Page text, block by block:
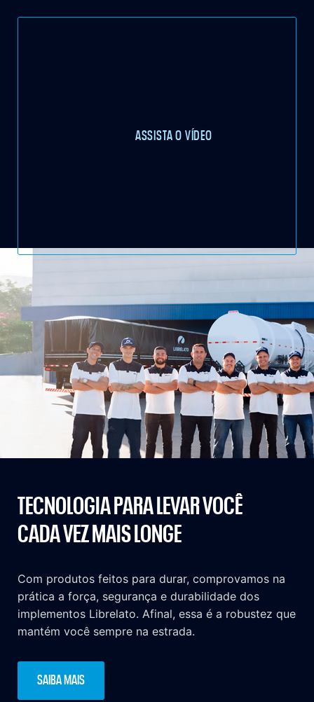
ASSISTA O VÍDEO
TECNOLOGIA PARA LEVAR VOCÊ
CADA VEZ MAIS LONGE
Com produtos feitos para durar, comprovamos na
prática a força, segurança e durabilidade dos
implementos Librelato. Afinal, essa é a robustez que
mantém você sempre na estrada.
SAIBA MAIS